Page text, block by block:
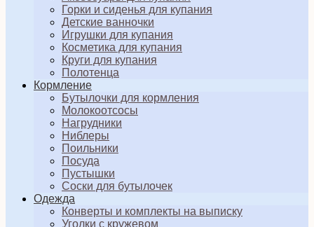
Горки и сиденья для купания
Детские ванночки
Игрушки для купания
Косметика для купания
Круги для купания
Полотенца
Кормление
Бутылочки для кормления
Молокоотсосы
Нагрудники
Ниблеры
Поильники
Посуда
Пустышки
Соски для бутылочек
Одежда
Конверты и комплекты на выписку
Уголки с кружевом